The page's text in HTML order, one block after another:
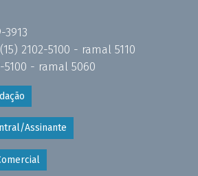
3913
(15) 2102-5100 - ramal 5110
5100 - ramal 5060
Assinante